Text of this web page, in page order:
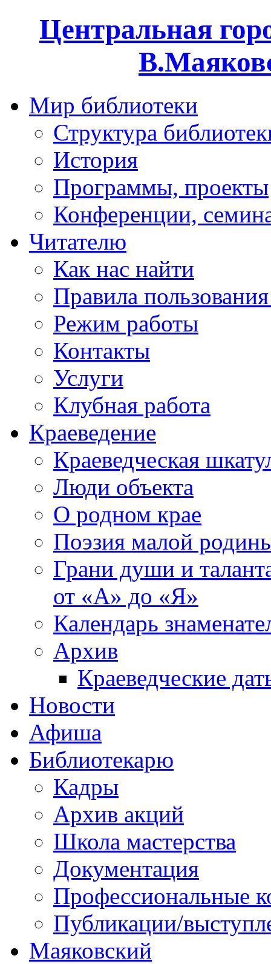
Центральная
Мир библиотеки
Структура
История
Программы, проекты
Конференции,
Читателю
Как нас найти
Правила
Режим работы
Контакты
Услуги
Клубная работа
Краеведение
Краеведческая
Люди объекта
О родном крае
Поэзия малой
Грани души и
от «А» до «Я»
Календарь
Архив
Краеведческие
Новости
Афиша
Библиотекарю
Кадры
Архив акций
Школа мастерства
Документация
Профессиональные
Публикации/
Маяковский